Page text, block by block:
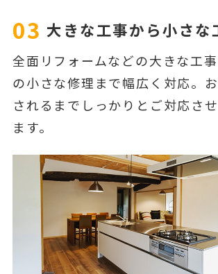
03 大きな工事から小さな
全面リフォームなどの大きな工
の小さな修理まで幅広く対応。
されるまでしっかりとご対応さ
ます。